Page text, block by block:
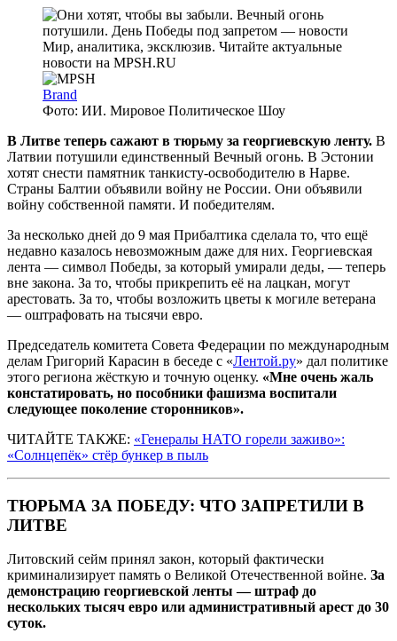
Brand
Фото: ИИ. Мировое Политическое Шоу
В Литве теперь сажают в тюрьму за георгиевскую ленту. В
Латвии потушили единственный Вечный огонь. В Эстонии
хотят снести памятник танкисту-освободителю в Нарве.
Страны Балтии объявили войну не России. Они объявили
войну собственной памяти. И победителям.
За несколько дней до 9 мая Прибалтика сделала то, что ещё
недавно казалось невозможным даже для них. Георгиевская
лента — символ Победы, за который умирали деды, — теперь
вне закона. За то, чтобы прикрепить её на лацкан, могут
арестовать. За то, чтобы возложить цветы к могиле ветерана
— оштрафовать на тысячи евро.
Председатель комитета Совета Федерации по международным
делам Григорий Карасин в беседе с «Лентой.ру» дал политике
этого региона жёсткую и точную оценку. «Мне очень жаль
констатировать, но пособники фашизма воспитали
следующее поколение сторонников».
ЧИТАЙТЕ ТАКЖЕ: «Генералы НАТО горели заживо»:
«Солнцепёк» стёр бункер в пыль
ТЮРЬМА ЗА ПОБЕДУ: ЧТО ЗАПРЕТИЛИ В
ЛИТВЕ
Литовский сейм принял закон, который фактически
криминализирует память о Великой Отечественной войне. За
демонстрацию георгиевской ленты — штраф до
нескольких тысяч евро или административный арест до 30
суток.